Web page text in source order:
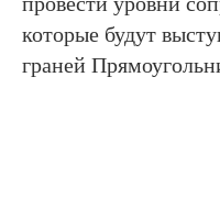
которые будут
граней